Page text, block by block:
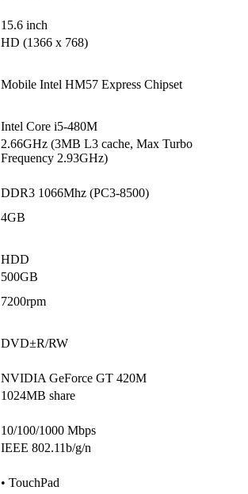
15.6 inch
HD (1366 x 768)
Mobile Intel HM57 Express Chipset
Intel Core i5-480M
2.66GHz (3MB L3 cache, Max Turbo
Frequency 2.93GHz)
DDR3 1066Mhz (PC3-8500)
4GB
HDD
500GB
7200rpm
DVD±R/RW
NVIDIA GeForce GT 420M
1024MB share
10/100/1000 Mbps
IEEE 802.11b/g/n
• TouchPad